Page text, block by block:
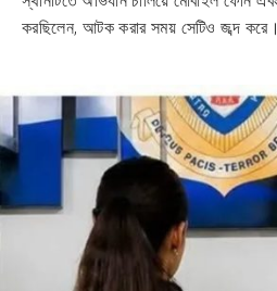
করছিলেন, আটক করার সময় সেটিও জব্দ করে।